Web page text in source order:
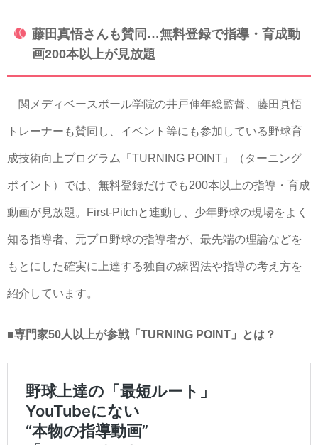
藤田真悟さんも賛同…無料登録で指導・育成動
画200本以上が見放題
関メディベースボール学院の井戸伸年総監督、藤田真悟
トレーナーも賛同し、イベント等にも参加している野球育
成技術向上プログラム「TURNING POINT」（ターニング
ポイント）では、無料登録だけでも200本以上の指導・育成
動画が見放題。First-Pitchと連動し、少年野球の現場をよく
知る指導者、元プロ野球の指導者が、最先端の理論などを
もとにした確実に上達する独自の練習法や指導の考え方を
紹介しています。
■専門家50人以上が参戦「TURNING POINT」とは？